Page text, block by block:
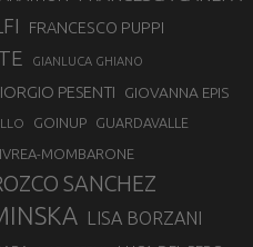
FRANCESCO PUPPI
GIANLUCA GHIANO
PESENTI GIOVANNA EPIS
GOINUP GUARDAVALLE
IVREA-MOMBARONE
SANCHEZ
LISA BORZANI